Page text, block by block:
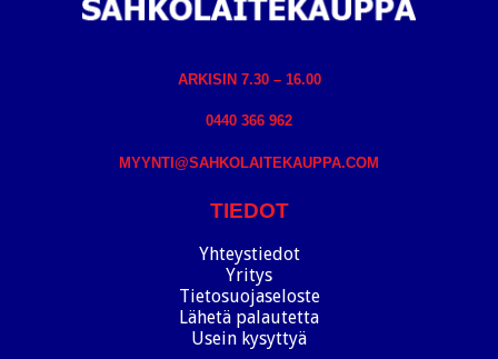
ARKISIN 7.30 – 16.00
0440 366 962
MYYNTI@SAHKOLAITEKAUPPA.COM
TIEDOT
Yhteystiedot
Yritys
Tietosuojaseloste
Lähetä palautetta
Usein kysyttyä